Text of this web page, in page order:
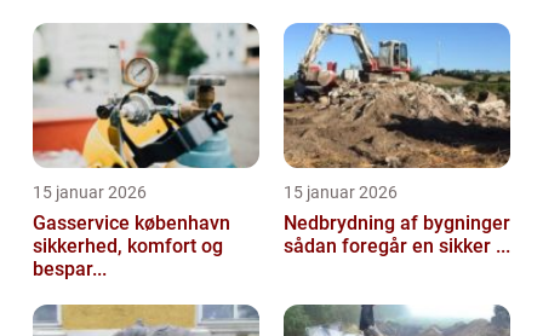
15 januar 2026
Gasservice københavn
sikkerhed, komfort og
bespar...
15 januar 2026
Nedbrydning af bygninger
sådan foregår en sikker ...